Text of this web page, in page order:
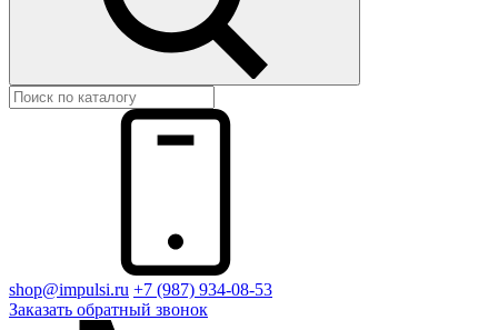
shop@impulsi.ru +7 (987) 934-08-53
Заказать обратный звонок